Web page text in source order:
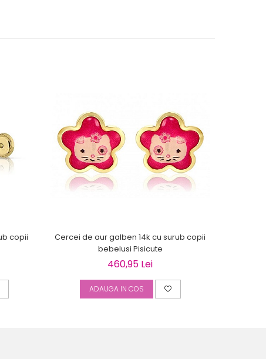
copii
Cercei de aur galben 14k cu surub copii
bebelusi Pisicute
460,95 Lei
ADAUGA IN COS